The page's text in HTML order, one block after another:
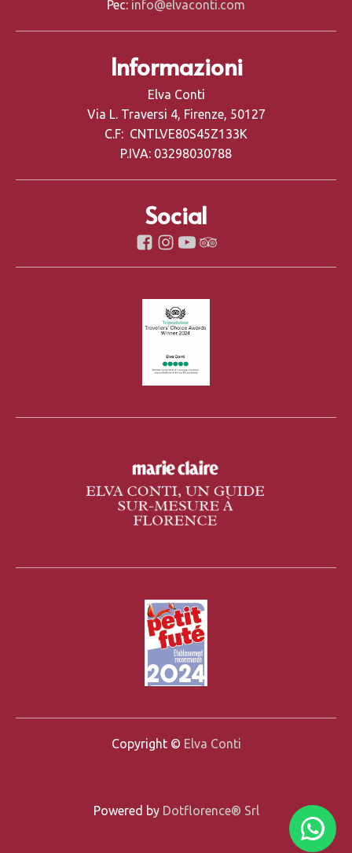
Pec: info@elvaconti.com
Informazioni
Elva Conti
Via L. Traversi 4, Firenze, 50127
C.F: CNTLVE80S45Z133K
P.IVA: 03298030788
Social
Copyright © Elva Conti
Powered by Dotflorence® Srl